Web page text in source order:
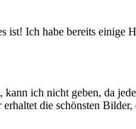
Ich habe bereits einige
ich nicht geben, da
die schönsten